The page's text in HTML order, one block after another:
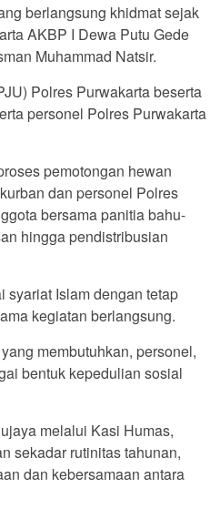
berlangsung khidmat sejak
AKBP I Dewa Putu Gede
Muhammad Natsir.
Polres Purwakarta beserta
personel Polres Purwakarta
pemotongan hewan
dan personel Polres
bersama panitia bahu-
hingga pendistribusian
syariat Islam dengan tetap
kegiatan berlangsung.
membutuhkan, personel,
bentuk kepedulian sosial
melalui Kasi Humas,
sekadar rutinitas tahunan,
dan kebersamaan antara